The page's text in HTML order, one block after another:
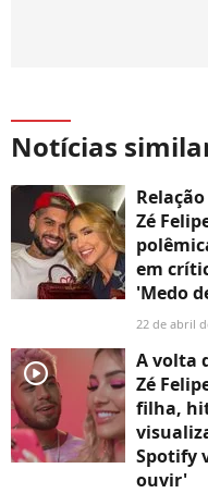
Notícias
Zé
em
'Medo
22 de abril
player2
A volta
Zé
filha,
Spotify
ouvir'